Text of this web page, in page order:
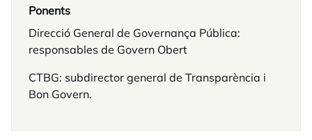
Ponents
Direcció General de Governança Pública:
responsables de Govern Obert
CTBG: subdirector general de Transparència i
Bon Govern.